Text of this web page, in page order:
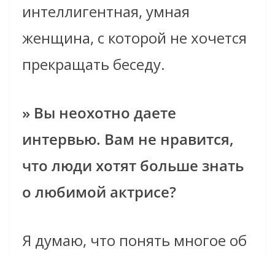
интеллигентная, умная
женщина, с которой не хочется
прекращать беседу.
» Вы неохотно даете
интервью. Вам не нравится,
что люди хотят больше знать
о любимой актрисе?
Я думаю, что понять многое об